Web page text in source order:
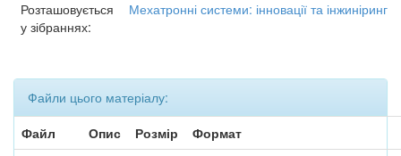
Розташовується
у зібраннях:
Мехатронні системи: інновації та інжиніринг
Файли цього матеріалу:
Файл
Опис Розмір
Формат